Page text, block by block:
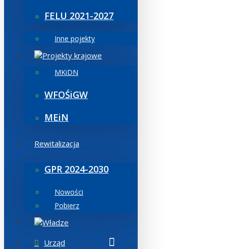
FELU 2021-2027
Inne pojekty
Projekty krajowe
MKiDN
WFOŚiGW
MEiN
Rewitalizacja
GPR 2024-2030
Nowości
Pobierz
Władze
Urząd